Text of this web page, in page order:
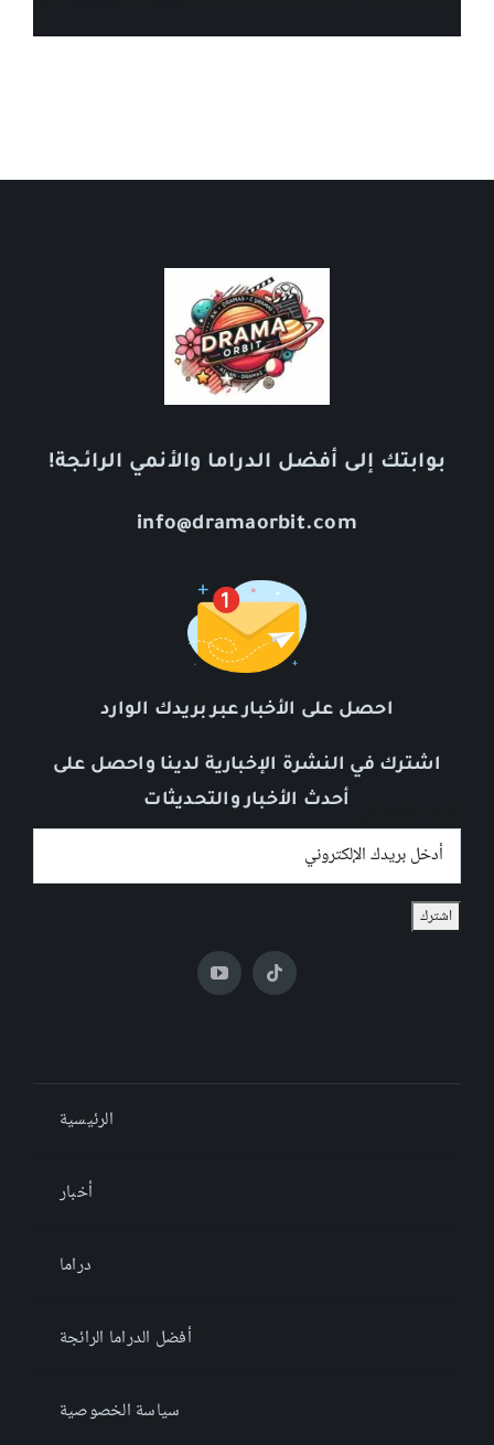
بوابتك إلى أفضل الدراما والأنمي الرائجة!
info@dramaorbit.com
احصل على الأخبار عبر بريدك الوارد
اشترك في النشرة الإخبارية لدينا واحصل على
أحدث الأخبار والتحديثات
الرئيسية
أخبار
دراما
أفضل الدراما الرائجة
سياسة الخصوصية